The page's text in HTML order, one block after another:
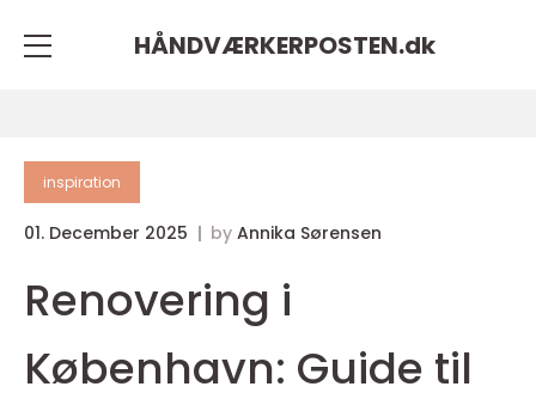
HÅNDVÆRKERPOSTEN.dk
inspiration
01. December 2025 by Annika Sørensen
Renovering i
København: Guide til